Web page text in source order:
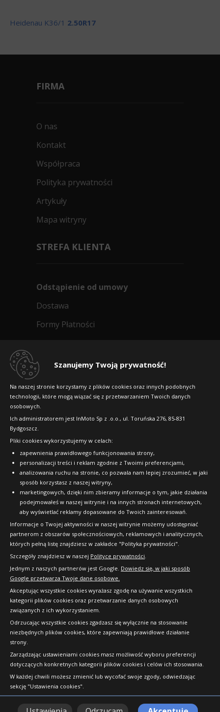
Szanujemy Twoją prywatność!
Na naszej stronie korzystamy z plików cookies oraz innych podobnych
technologii, które mogą wiązać się z przetwarzaniem Twoich danych
osobowych.
Ich administratorem jest InMoto Sp z .o.o., ul. Toruńska 276, 85-831
Bydgoszcz.
Pliki cookies wykorzystujemy w celach:
zapewnienia prawidłowego funkcjonowania strony,
personalizacji treści i reklam zgodnie z Twoimi preferencjami,
analizowania ruchu na stronie, co pozwala nam lepiej zrozumieć, w jaki
sposób korzystasz z naszej witryny,
marketingowych, dzięki nim zbieramy informacje o tym, jakie działania
podejmowałeś w naszej witrynie i na innych stronach internetowych,
aby wyświetlać reklamy dopasowane do Twoich zainteresowań.
Informacje o Twojej aktywności w naszej witrynie możemy udostępniać
partnerom z obszarów społecznościowych, reklamowych i analitycznych,
których pełną listę znajdziesz w zakładce "Polityka prywatności".
Szczegóły znajdziesz w naszej Polityce prywatności.
Jednym z naszych partnerów jest Google. Dowiedz się, w jaki sposób
Google przetwarza Twoje dane osobowe.
Akceptując wszystkie cookies wyrażasz zgodę na używanie wszystkich
kategorii plików cookies oraz przetwarzanie danych osobowych
związanych z ich wykorzystaniem.
Odrzucając wszystkie cookies zgadzasz się wyłącznie na stosowanie
niezbędnych plików cookies, które zapewniają prawidłowe działanie
strony.
Zarządzając ustawieniami cookies masz możliwość wyboru preferencji
dotyczących konkretnych kategorii plików cookies i celów ich stosowania.
W każdej chwili możesz zmienić lub wycofać swoje zgody, odwiedzając
sekcję "Ustawienia cookies".
Heidenau K36/1 2.50R17
FIRMA
O nas
Kontakt
Współpraca
Polityka prywatności
Artykuły
Mapa witryny
STREFA KLIENTA
Odstąpienie od umowy
Dostawa
Formy Płatności
Dlaczego warto kupić w 24opony.pl
Raty
FAQ
OFICJALNY PARTNER
Copyright © 2010-2026 24opony.pl. Wszelkie
prawa zastrzeżone.